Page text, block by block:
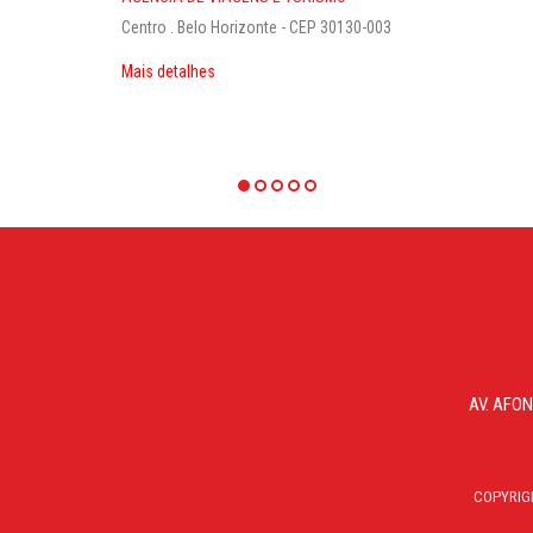
. Belo Horizonte - CEP 30130-003
2515-4713
AV.